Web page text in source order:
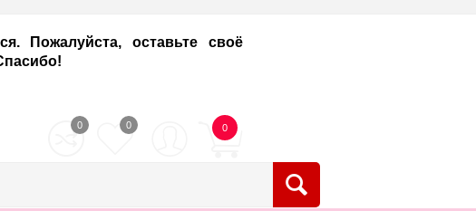
Пожалуйста, оставьте своё
0
0 0